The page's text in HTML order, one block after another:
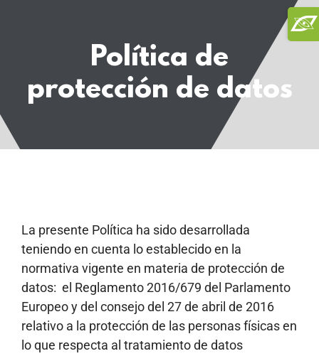
Política de
protección de datos
La presente Política ha sido desarrollada
teniendo en cuenta lo establecido en la
normativa vigente en materia de protección de
datos: el Reglamento 2016/679 del Parlamento
Europeo y del consejo del 27 de abril de 2016
relativo a la protección de las personas físicas en
lo que respecta al tratamiento de datos